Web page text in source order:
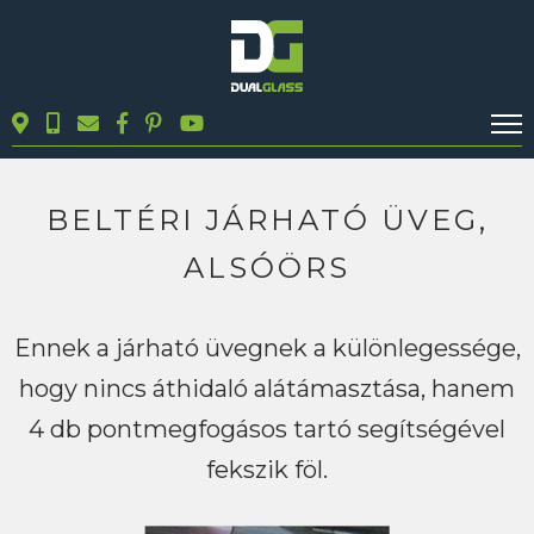
TERMÉKEK
BLOG
KAPCSOLAT
BELTÉRI JÁRHATÓ ÜVEG,
ALSÓÖRS
Ennek a járható üvegnek a különlegessége,
hogy nincs áthidaló alátámasztása, hanem
4 db pontmegfogásos tartó segítségével
fekszik föl.